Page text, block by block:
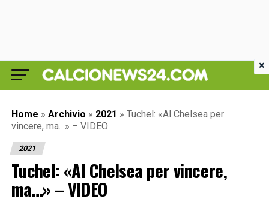
Home » Archivio » 2021 » Tuchel: «Al Chelsea per
vincere, ma…» – VIDEO
2021
Tuchel: «Al Chelsea per vincere,
ma…» – VIDEO
×